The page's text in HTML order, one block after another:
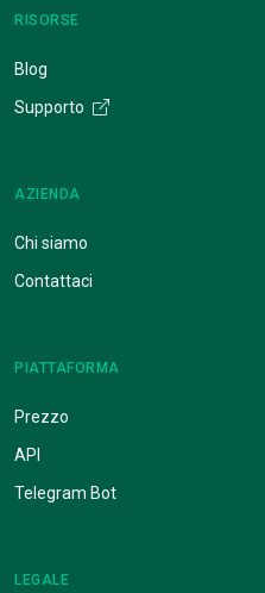
RISORSE
Blog
Supporto
AZIENDA
Chi siamo
Contattaci
PIATTAFORMA
Prezzo
API
Telegram Bot
LEGALE